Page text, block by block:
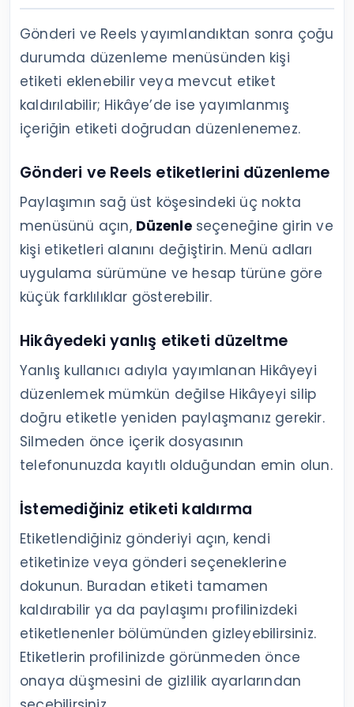
Gönderi ve Reels yayımlandıktan sonra çoğu
durumda düzenleme menüsünden kişi
etiketi eklenebilir veya mevcut etiket
kaldırılabilir; Hikâye’de ise yayımlanmış
içeriğin etiketi doğrudan düzenlenemez.
Gönderi ve Reels etiketlerini düzenleme
Paylaşımın sağ üst köşesindeki üç nokta
menüsünü açın, Düzenleseçeneğine girin ve
kişi etiketleri alanını değiştirin. Menü adları
uygulama sürümüne ve hesap türüne göre
küçük farklılıklar gösterebilir.
Hikâyedeki yanlış etiketi düzeltme
Yanlış kullanıcı adıyla yayımlanan Hikâyeyi
düzenlemek mümkün değilse Hikâyeyi silip
doğru etiketle yeniden paylaşmanız gerekir.
Silmeden önce içerik dosyasının
telefonunuzda kayıtlı olduğundan emin olun.
İstemediğiniz etiketi kaldırma
Etiketlendiğiniz gönderiyi açın, kendi
etiketinize veya gönderi seçeneklerine
dokunun. Buradan etiketi tamamen
kaldırabilir ya da paylaşımı profilinizdeki
etiketlenenler bölümünden gizleyebilirsiniz.
Etiketlerin profilinizde görünmeden önce
onaya düşmesini de gizlilik ayarlarından